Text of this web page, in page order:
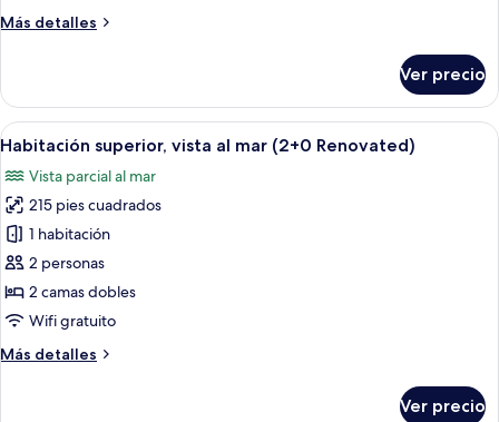
Más detalles
Más
estándar
(3+1)
Ver precio
Abrir
todas
las
fotos
de
Habitación
superior,
vista
mar
Habitación de hotel con cama,
2
Habitación superior, vista al mar (2+0 Renovated)
Vista parcial al mar
215 pies cuadrados
1 habitación
2 personas
2 camas dobles
Wifi gratuito
Más detalles
Más
Ver precio